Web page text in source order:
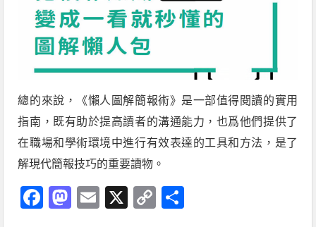
總的來說，《懶人圖解簡報術》是一部值得閱讀的實用
指南，既有助於提高讀者的溝通能力，也爲他們提供了
在職場和學術環境中進行有效表達的工具和方法，是了
解現代簡報技巧的重要讀物。
Facebook
Mastodon
Email
X
Copy